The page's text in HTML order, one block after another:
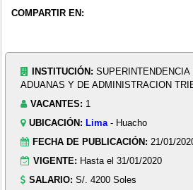
COMPARTIR EN:
INSTITUCIÓN: SUPERINTENDENCIA
ADUANAS Y DE ADMINISTRACION
VACANTES: 1
UBICACIÓN: Lima - Huacho
FECHA DE PUBLICACIÓN: 21/01/
VIGENTE: Hasta el 31/01/2020
SALARIO: S/. 4200 Soles